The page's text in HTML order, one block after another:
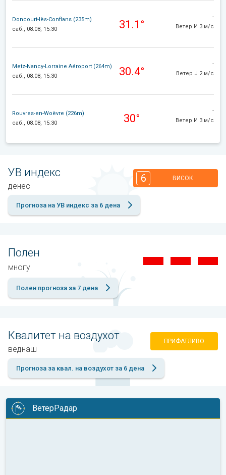
Doncourt-lès-Conflans (235m)
саб., 08.08, 15:30
31.1°
-
Ветер И 3 м/с
Metz-Nancy-Lorraine Aéroport (264m)
саб., 08.08, 15:30
30.4°
-
Ветер J 2 м/с
Rouvres-en-Woëvre (226m)
саб., 08.08, 15:30
30°
-
Ветер И 3 м/с
УВ индекс
денес
6 ВИСОК
Прогноза на УВ индекс за 6 дена
Полен
многу
Полен прогноза за 7 дена
Квалитет на воздухот
веднаш
ПРИФАТЛИВО
Прогноза за квал. на воздухот за 6 дена
ВетерРадар